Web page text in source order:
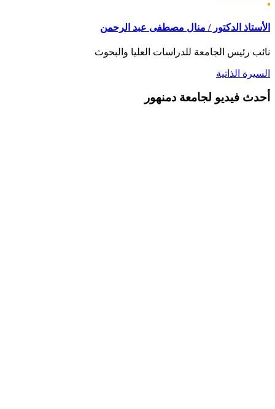
الأستاذ الدكتور / منال مصطفى عبد الرحمن
نائب رئيس الجامعة للدراسات العليا والبحوث
السيرة الذاتية
أحدث فيديو لجامعة دمنهور